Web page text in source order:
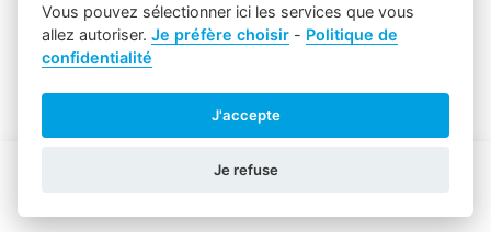
Vous pouvez sélectionner ici les services que vous
allez autoriser.Je préfère choisir - Politique de
confidentialité
J'accepte
Je refuse